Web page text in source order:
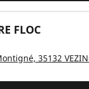
FLOC
35132